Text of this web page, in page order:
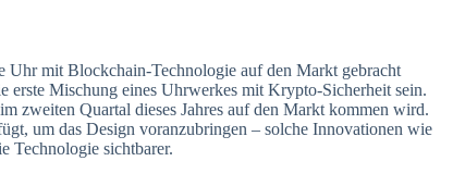
Uhr mit Blockchain-Technologie auf den Markt gebracht
Mischung eines Uhrwerkes mit Krypto-Sicherheit sein.
zweiten Quartal dieses Jahres auf den Markt kommen wird.
um das Design voranzubringen – solche Innovationen wie
Technologie sichtbarer.